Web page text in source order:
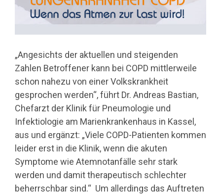
„Angesichts der aktuellen und steigenden
Zahlen Betroffener kann bei COPD mittlerweile
schon nahezu von einer Volkskrankheit
gesprochen werden“, führt Dr. Andreas Bastian,
Chefarzt der Klinik für Pneumologie und
Infektiologie am Marienkrankenhaus in Kassel,
aus und ergänzt: „Viele COPD-Patienten kommen
leider erst in die Klinik, wenn die akuten
Symptome wie Atemnotanfälle sehr stark
werden und damit therapeutisch schlechter
beherrschbar sind.“ Um allerdings das Auftreten